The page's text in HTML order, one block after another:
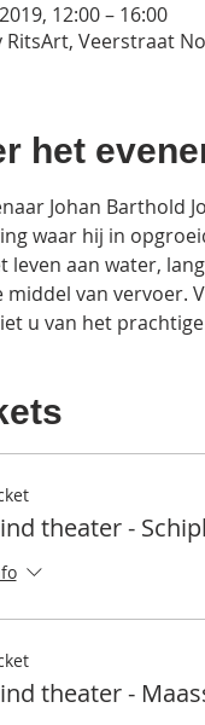
12:00 – 16:00
RitsArt, Veerstraat
het
Johan Barthold
waar hij in
leven aan water,
middel van vervoer.
u van het
theater -
theater -